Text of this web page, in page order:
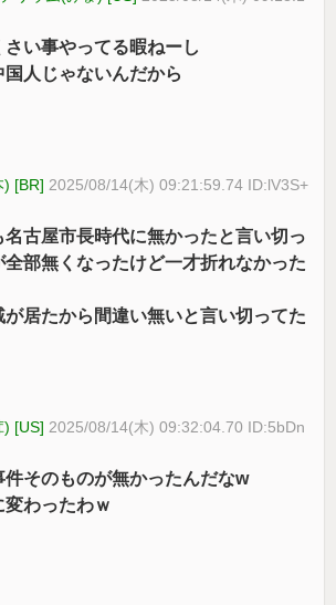
い事やってる暇ねーし
国人じゃないんだから
) [BR] 2025/08/14(木) 09:21:59.74 ID:lV3S+
古屋市長時代に無かったと言い切っ
部無くなったけど一才折れなかった
居たから間違い無いと言い切ってた
) [US] 2025/08/14(木) 09:32:04.70 ID:5bDn
件そのものが無かったんだなw
わったわｗ